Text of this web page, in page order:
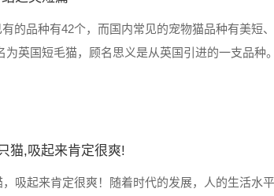
的品种有42个，而国内常见的宠物猫品种有美短
为英国短毛猫，顾名思义是从英国引进的一支品
猫,吸起来肯定很爽!
吸起来肯定很爽！随着时代的发展，人的生活水